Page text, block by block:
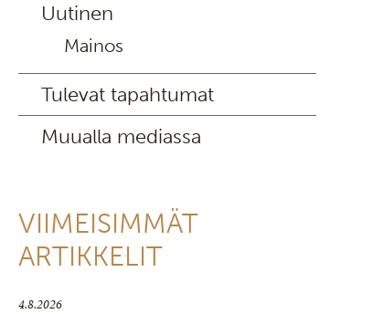
Uutinen
Mainos
Tulevat tapahtumat
Muualla mediassa
VIIMEISIMMÄT
ARTIKKELIT
4.8.2026